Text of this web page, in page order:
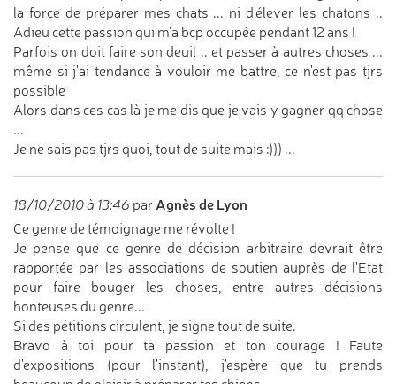
la force de préparer mes chats ... ni d'élever les chatons ..
Adieu cette passion qui m'a bcp occupée pendant 12 ans !
Parfois on doit faire son deuil .. et passer à autres choses ...
même si j'ai tendance à vouloir me battre, ce n'est pas tjrs
possible
Alors dans ces cas là je me dis que je vais y gagner qq chose
...
Je ne sais pas tjrs quoi, tout de suite mais :))) ...
18/10/2010 à 13:46 par Agnès de Lyon
Ce genre de témoignage me révolte !
Je pense que ce genre de décision arbitraire devrait être
rapportée par les associations de soutien auprès de l'Etat
pour faire bouger les choses, entre autres décisions
honteuses du genre...
Si des pétitions circulent, je signe tout de suite.
Bravo à toi pour ta passion et ton courage ! Faute
d'expositions (pour l'instant), j'espère que tu prends